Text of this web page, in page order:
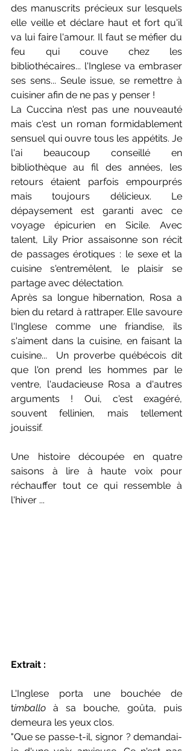
des manuscrits précieux sur lesquels
elle veille et déclare haut et fort qu'il
va lui faire l'amour. Il faut se méfier du
feu qui couve chez les
bibliothécaires... l'Inglese va embraser
ses sens... Seule issue, se remettre à
cuisiner afin de ne pas y penser !
La Cuccina n'est pas une nouveauté
mais c'est un roman formidablement
sensuel qui ouvre tous les appétits. Je
l'ai beaucoup conseillé en
bibliothèque au fil des années, les
retours étaient parfois empourprés
mais toujours délicieux. Le
dépaysement est garanti avec ce
voyage épicurien en Sicile. Avec
talent, Lily Prior assaisonne son récit
de passages érotiques : le sexe et la
cuisine s'entremêlent, le plaisir se
partage avec délectation.
Après sa longue hibernation, Rosa a
bien du retard à rattraper. Elle savoure
l'Inglese comme une friandise, ils
s'aiment dans la cuisine, en faisant la
cuisine...  Un proverbe québécois dit
que l'on prend les hommes par le
ventre, l'audacieuse Rosa a d'autres
arguments ! Oui, c'est exagéré,
souvent fellinien, mais tellement
jouissif.
Une histoire découpée en quatre
saisons à lire à haute voix pour
réchauffer tout ce qui ressemble à
l'hiver ...
Extrait :
L'Inglese porta une bouchée de
timballo à sa bouche, goûta, puis
demeura les yeux clos.
"Que se passe-t-il, signor ? demandai-